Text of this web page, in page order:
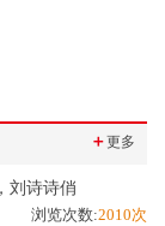
＋更多
刘诗诗俏
浏览次数:2010次